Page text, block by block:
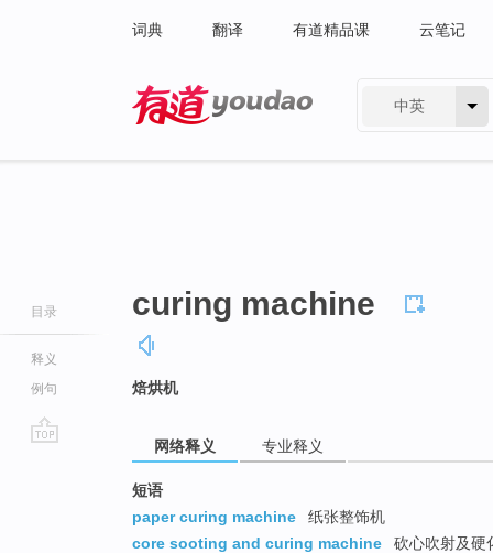
词典 翻译 有道精品课 云笔记
中英
目录
释义
例句
curing machine
焙烘机
网络释义 专业释义
短语
paper curing machine
纸张整饰机
core sooting and curing machine
砍心吹射及硬